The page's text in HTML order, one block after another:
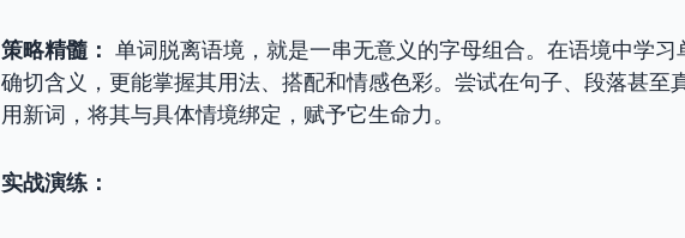
策略精髓： 单词脱离语境，就是一串无意义的字母组合。在语境中学
确切含义，更能掌握其用法、搭配和情感色彩。尝试在句子、段落甚至
用新词，将其与具体情境绑定，赋予它生命力。
实战演练：